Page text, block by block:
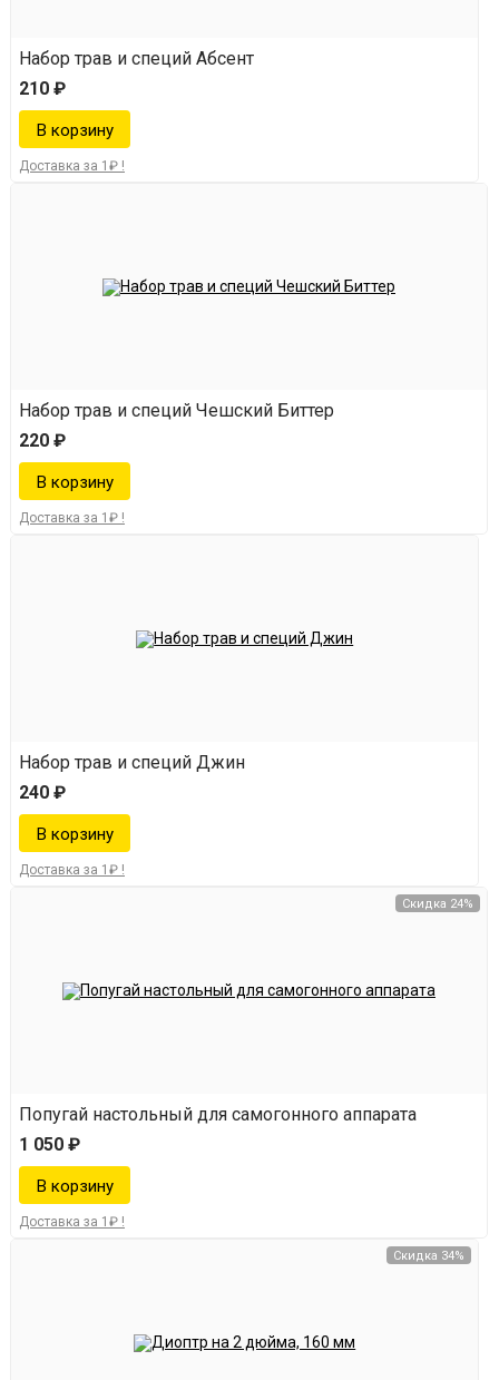
Набор трав и специй Абсент
210 ₽
Доставка за 1₽ !
Набор трав и специй Чешский Биттер
220 ₽
Доставка за 1₽ !
Набор трав и специй Джин
240 ₽
Доставка за 1₽ !
Скидка 24%
Попугай настольный для самогонного аппарата
1 050 ₽
Доставка за 1₽ !
Скидка 34%